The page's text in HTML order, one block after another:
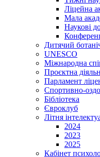
Ліцейна
Мала
Наукові
Дитячий
UNESCO
Міжнародна
Проєктна
Парламент
Спортивно-
Бібліотека
Євроклуб
Літня
2024
2023
2025
Кабінет